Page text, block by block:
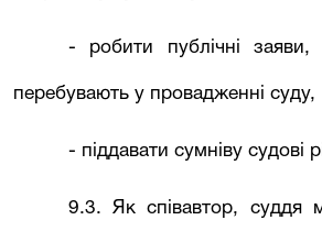
- робити публічні заяви,
перебувають у провадженні суду,
- піддавати сумніву
9.3. Як співавтор, суддя